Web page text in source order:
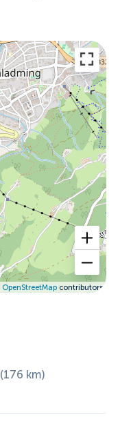
OpenStreetMapcontributors
(176 km)